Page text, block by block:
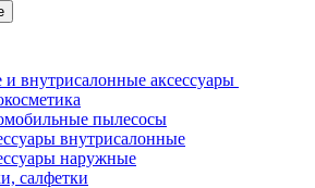
внутрисалонные аксессуары
пылесосы
внутрисалонные
наружные
салфетки